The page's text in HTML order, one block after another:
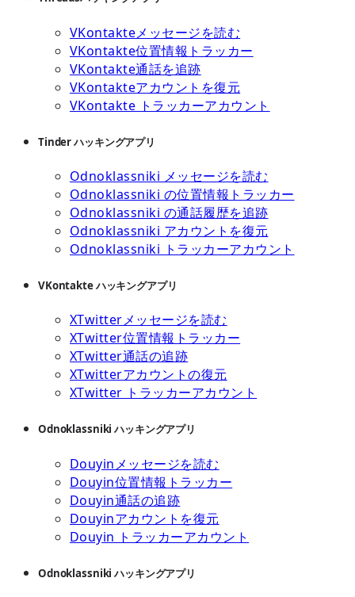
VKontakteメッセージを読む
VKontakte位置情報トラッカー
VKontakte通話を追跡
VKontakteアカウントを復元
VKontakte トラッカーアカウント
Tinder ハッキングアプリ
Odnoklassniki メッセージを読む
Odnoklassniki の位置情報トラッカー
Odnoklassniki の通話履歴を追跡
Odnoklassniki アカウントを復元
Odnoklassniki トラッカーアカウント
VKontakte ハッキングアプリ
XTwitterメッセージを読む
XTwitter位置情報トラッカー
XTwitter通話の追跡
XTwitterアカウントの復元
XTwitter トラッカーアカウント
Odnoklassniki ハッキングアプリ
Douyinメッセージを読む
Douyin位置情報トラッカー
Douyin通話の追跡
Douyinアカウントを復元
Douyin トラッカーアカウント
Odnoklassniki ハッキングアプリ